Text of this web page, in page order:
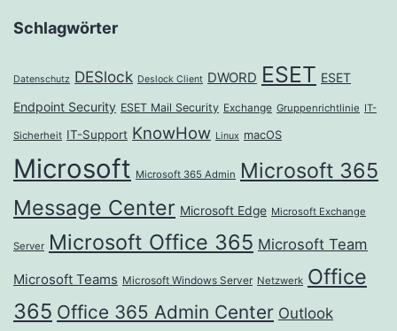
Schlagwörter
Datenschutz DESlock Deslock Client DWORD ESET ESET
Endpoint Security ESET Mail Security Exchange Gruppenrichtlinie IT-
Sicherheit IT-Support KnowHow Linux macOS
Microsoft Microsoft 365 Admin Microsoft 365
Message Center Microsoft Edge Microsoft Exchange
Server Microsoft Office 365 Microsoft Team
Microsoft Teams Microsoft Windows Server Netzwerk Office
365 Office 365 Admin Center Outlook